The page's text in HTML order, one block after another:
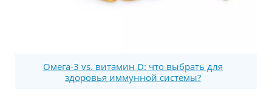
Омега-3 vs. витамин D: что выбрать для
здоровья иммунной системы?